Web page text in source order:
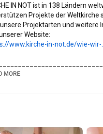
IN NOT ist in 138 Ländern
Projekte der Weltkirche
Projektarten und weitere
www.kirche-in-not.de/wie-wir-...
über KIRCHE IN NOT erfahren:
facebook.com/
sind ein internationales
MORE